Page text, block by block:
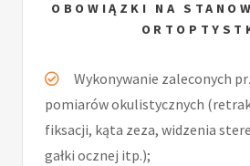
OBOWIĄZKI NA
Wykonywanie zaleconych
pomiarów okulistycznych
fiksacji, kąta zeza, widzenia
gałki ocznej itp.);